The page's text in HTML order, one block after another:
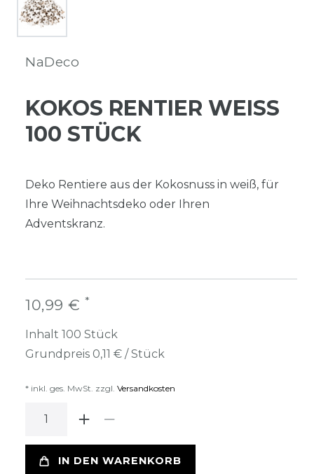
NaDeco
KOKOS RENTIER WEISS 1
00 STÜCK
Deko Rentiere aus der Kokosnuss in weiß, für
Ihre Weihnachtsdeko oder Ihren
Adventskranz.
10,99 € *
Inhalt 100 Stück
Grundpreis 0,11 € / Stück
* inkl. ges. MwSt. zzgl. Versandkosten
IN DEN WARENKORB